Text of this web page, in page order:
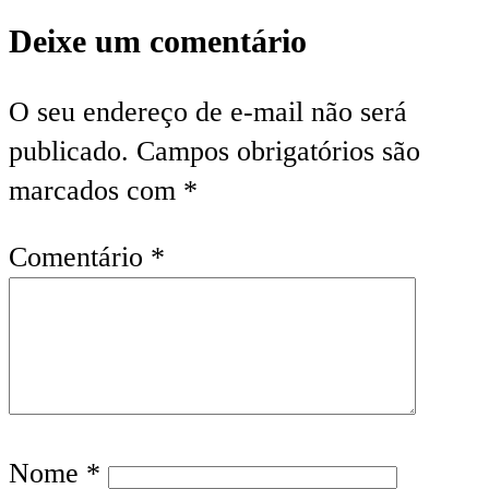
Deixe um comentário
O seu endereço de e-mail não será
publicado. Campos obrigatórios são
marcados com *
Comentário *
Nome *